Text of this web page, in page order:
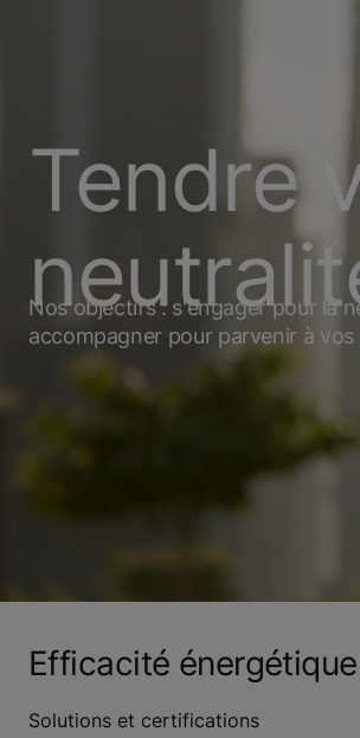
Tendre
Nos objectifs : s'engager pour la
accompagner pour parvenir à
Efficacité énergétique
Solutions et certifications